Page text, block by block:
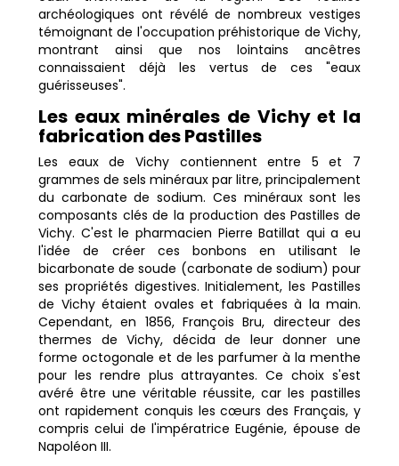
archéologiques ont révélé de nombreux vestiges
témoignant de l'occupation préhistorique de Vichy,
montrant ainsi que nos lointains ancêtres
connaissaient déjà les vertus de ces "eaux
guérisseuses".
Les eaux minérales de Vichy et la
fabrication des Pastilles
Les eaux de Vichy contiennent entre 5 et 7
grammes de sels minéraux par litre, principalement
du carbonate de sodium. Ces minéraux sont les
composants clés de la production des Pastilles de
Vichy. C'est le pharmacien Pierre Batillat qui a eu
l'idée de créer ces bonbons en utilisant le
bicarbonate de soude (carbonate de sodium) pour
ses propriétés digestives. Initialement, les Pastilles
de Vichy étaient ovales et fabriquées à la main.
Cependant, en 1856, François Bru, directeur des
thermes de Vichy, décida de leur donner une
forme octogonale et de les parfumer à la menthe
pour les rendre plus attrayantes. Ce choix s'est
avéré être une véritable réussite, car les pastilles
ont rapidement conquis les cœurs des Français, y
compris celui de l'impératrice Eugénie, épouse de
Napoléon III.